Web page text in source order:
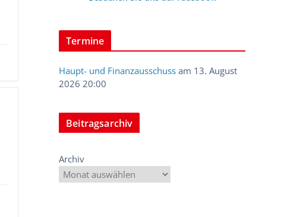
Termine
Haupt- und Finanzausschuss am 13. August
2026 20:00
Beitragsarchiv
Archiv